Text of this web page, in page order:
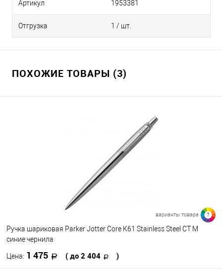
Артикул 1953381
Отгрузка 1 / шт.
ПОХОЖИЕ ТОВАРЫ (3)
варианты товара 7
Ручка шариковая Parker Jotter Core K61 Stainless Steel CT M
синие чернила
Цена: 1 475 ( до 2 404 )